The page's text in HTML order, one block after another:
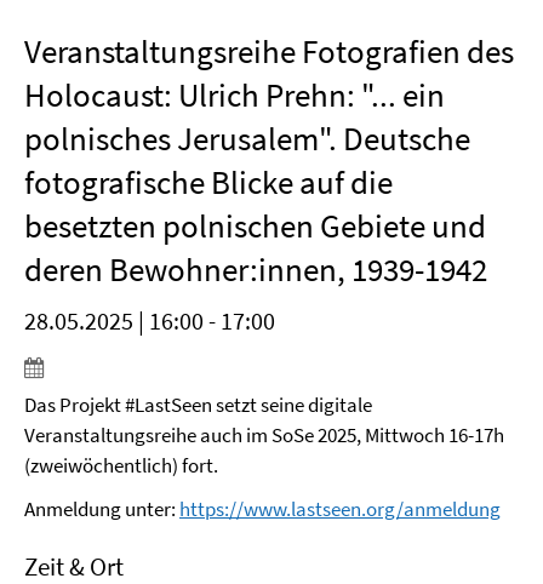
Veranstaltungsreihe Fotografien des
Holocaust: Ulrich Prehn: "... ein
polnisches Jerusalem". Deutsche
fotografische Blicke auf die
besetzten polnischen Gebiete und
deren Bewohner:innen, 1939-1942
28.05.2025 | 16:00 - 17:00
Das Projekt #LastSeen setzt seine digitale
Veranstaltungsreihe auch im SoSe 2025, Mittwoch 16-17h
(zweiwöchentlich) fort.
Anmeldung unter: https://www.lastseen.org/anmeldung
Zeit & Ort